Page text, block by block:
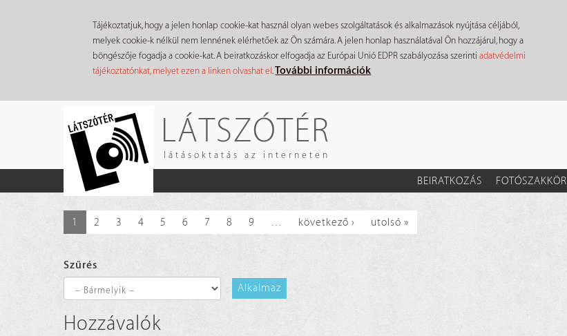
Tájékoztatjuk, hogy a jelen honlap cookie-kat használ olyan webes szolgáltatások és alkalmazások nyújtása céljából,
melyek cookie-k nélkül nem lennének elérhetőek az Ön számára. A jelen honlap használatával Ön hozzájárul, hogy a
böngészője fogadja a cookie-kat. A beiratkozáskor elfogadja az Európai Unió EDPR szabályozása szerintiadatvédelmi
tájékoztatónkat, melyet ezen a linken olvashat el.További információk
LÁTSZÓTÉR
látásoktatás az interneten
BEIRATKOZÁS FOTÓSZAKKÖR
1 2 3 4 5 6 7 8 9 … következő › utolsó »
Szűrés
Alkalmaz
Hozzávalók